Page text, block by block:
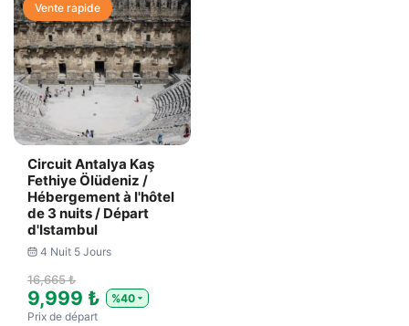
Vente rapide
Circuit Antalya Kaş
Fethiye Ölüdeniz /
Hébergement à l'hôtel
de 3 nuits / Départ
d'Istambul
4 Nuit 5 Jours
16,665 ₺
9,999 ₺
%40
Prix ​​de départ